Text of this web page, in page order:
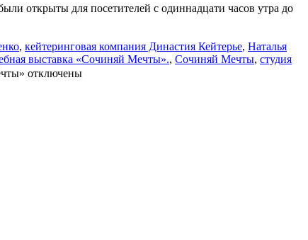
открыты для посетителей с одиннадцати часов утра до
, кейтеринговая компания Династия Кейтерье, Наталья
выставка «Сочиняй Мечты»., Сочиняй Мечты, студия
отключены